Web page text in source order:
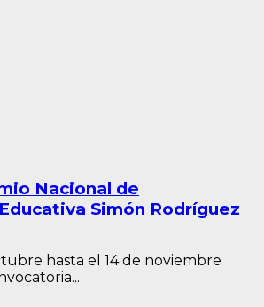
Nacional de
Simón Rodríguez
hasta el 14 de noviembre